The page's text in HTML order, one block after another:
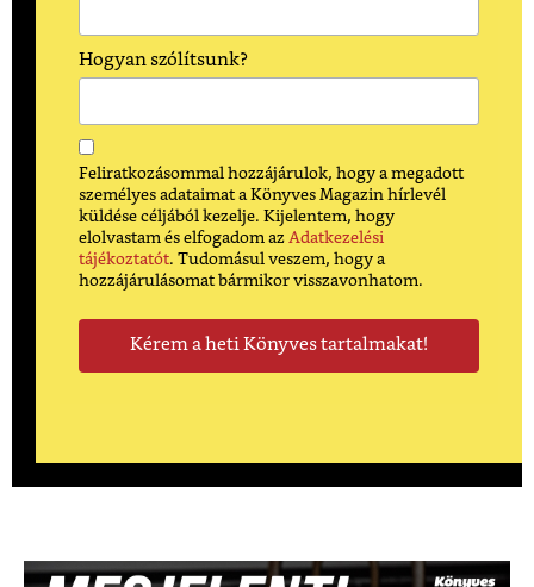
Hogyan szólítsunk?
Feliratkozásommal hozzájárulok, hogy a megadott
személyes adataimat a Könyves Magazin hírlevél
küldése céljából kezelje. Kijelentem, hogy
elolvastam és elfogadom az Adatkezelési
tájékoztatót. Tudomásul veszem, hogy a
hozzájárulásomat bármikor visszavonhatom.